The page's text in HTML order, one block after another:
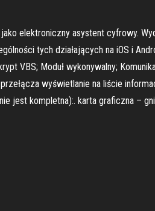
elektroniczny asystent cyfrowy.
tych działających na iOS i
VBS; Moduł wykonywalny;
wyświetlanie na liście
jest kompletna):. karta graficzna –